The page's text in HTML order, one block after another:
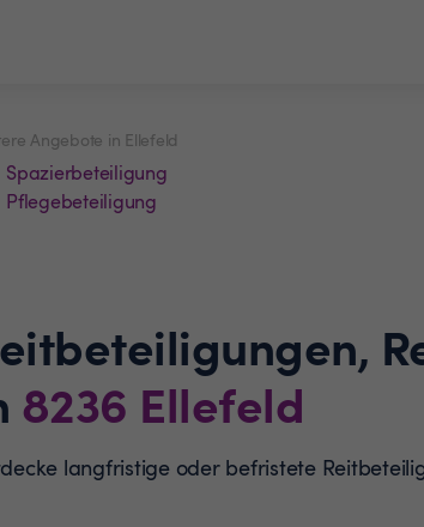
Angebote in Ellefeld
Spazierbeteiligung
Pflegebeteiligung
8236 Ellefeld
langfristige oder befristete